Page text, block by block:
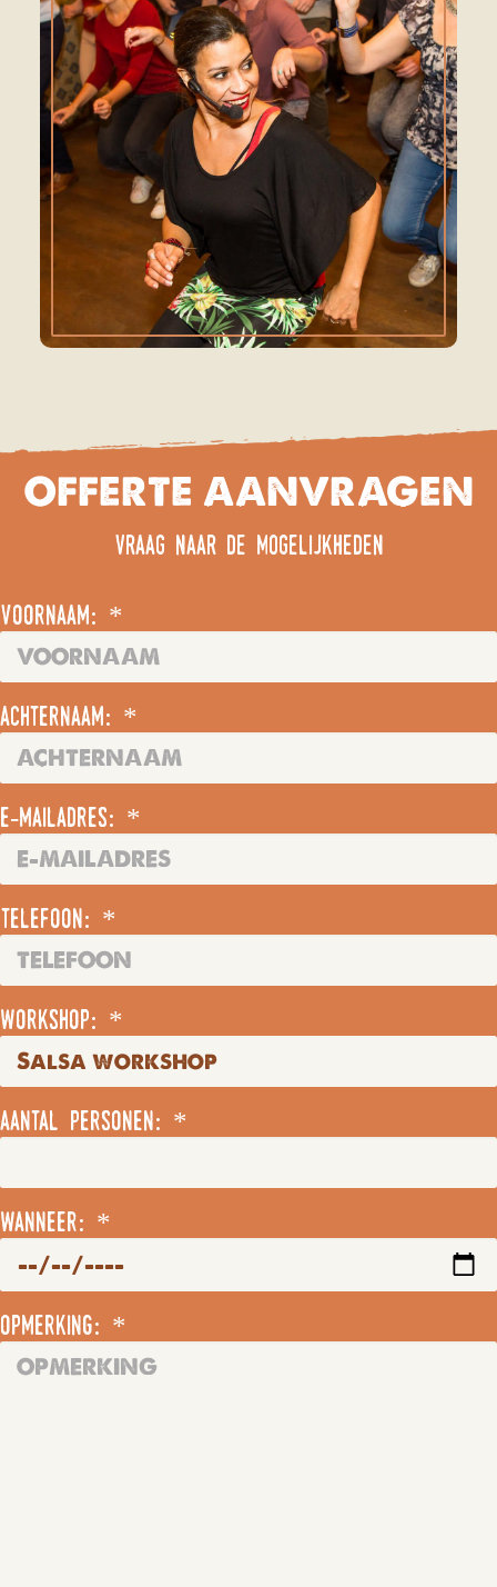
OFFERTE AANVRAGEN
vraag naar de mogelijkheden
voornaam: *
achternaam: *
e-mailadres: *
telefoon: *
workshop: *
aantal personen: *
wanneer: *
opmerking: *